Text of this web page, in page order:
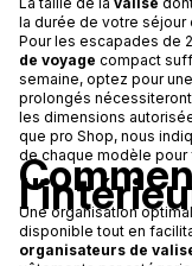
la durée de votre
Pour les escapades de
de voyage compact
semaine, optez pour
prolongés
les dimensions
que pro Shop, nous
de chaque modèle
Une organisation
disponible tout en
organisateurs de